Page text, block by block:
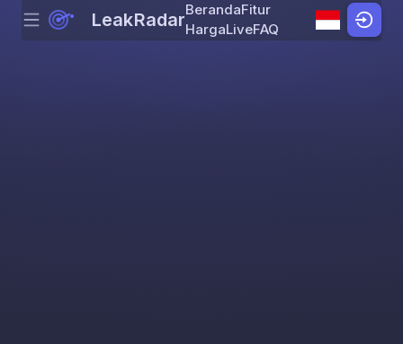
Skip to content
Menu LeakRadarBerandaFitur
HargaLiveFAQ